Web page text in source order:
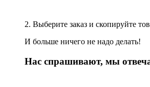
2. Выберите заказ и скопируйте
И больше ничего не надо делать!
Нас спрашивают, мы